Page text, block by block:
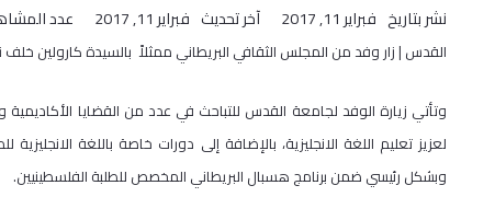
نشر بتاريخ فبراير 11, 2017 آخر تحديث فبراير 11, 2017 عدد
القدس | زار وفد من المجلس الثقافي البريطاني ممثلاً بالسيدة كارولين
وتأتي زيارة الوفد لجامعة القدس للتباحث في عدد من القضايا
لعزيز تعليم اللغة الانجليزية، بالإضافة إلى دورات خاصة باللغة
وبشكل رئيسي ضمن برنامج هسبال البريطاني المخصص للطلبة الفلسطينيين.